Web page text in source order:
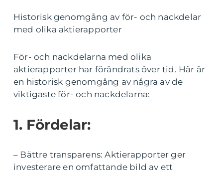
Historisk genomgång av för- och nackdelar
med olika aktierapporter
För- och nackdelarna med olika
aktierapporter har förändrats över tid. Här är
en historisk genomgång av några av de
viktigaste för- och nackdelarna:
1. Fördelar:
– Bättre transparens: Aktierapporter ger
investerare en omfattande bild av ett